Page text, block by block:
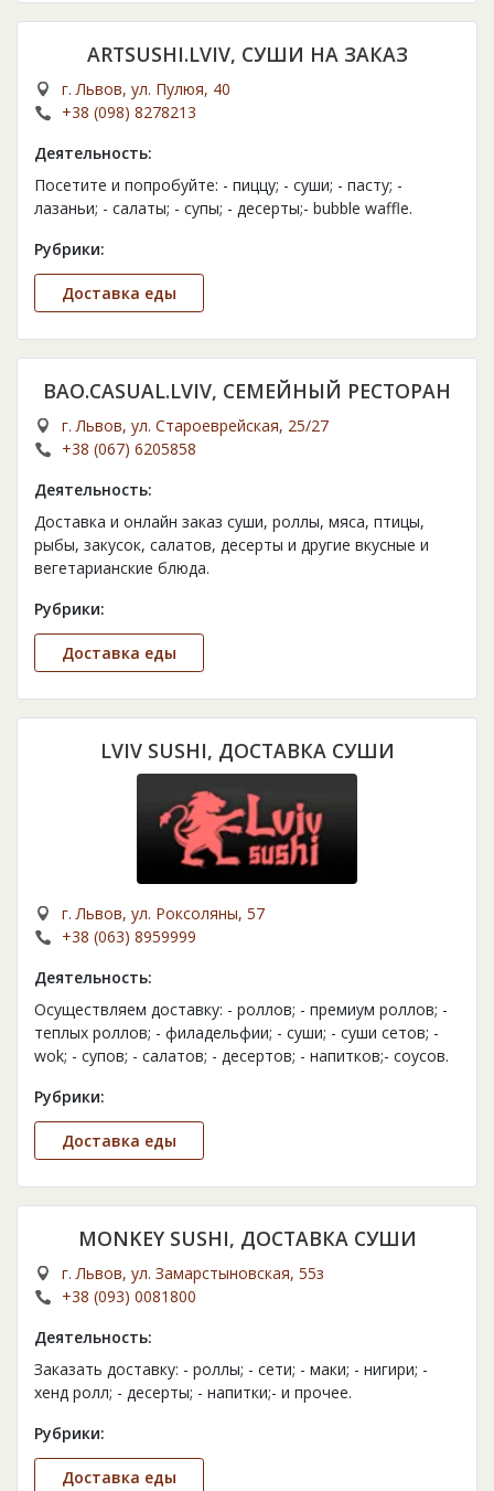
ARTSUSHI.LVIV, СУШИ НА ЗАКАЗ
г. Львов, ул. Пулюя, 40
+38 (098) 8278213
Деятельность:
Посетите и попробуйте: - пиццу; - суши; - пасту; -
лазаньи; - салаты; - супы; - десерты;- bubble waffle.
Рубрики:
Доставка еды
BAO.CASUAL.LVIV, СЕМЕЙНЫЙ РЕСТОРАН
г. Львов, ул. Староеврейская, 25/27
+38 (067) 6205858
Деятельность:
Доставка и онлайн заказ суши, роллы, мяса, птицы,
рыбы, закусок, салатов, десерты и другие вкусные и
вегетарианские блюда.
Рубрики:
Доставка еды
LVIV SUSHI, ДОСТАВКА СУШИ
г. Львов, ул. Роксоляны, 57
+38 (063) 8959999
Деятельность:
Осуществляем доставку: - роллов; - премиум роллов; -
теплых роллов; - филадельфии; - суши; - суши сетов; -
wok; - супов; - салатов; - десертов; - напитков;- соусов.
Рубрики:
Доставка еды
MONKEY SUSHI, ДОСТАВКА СУШИ
г. Львов, ул. Замарстыновская, 55з
+38 (093) 0081800
Деятельность:
Заказать доставку: - роллы; - сети; - маки; - нигири; -
хенд ролл; - десерты; - напитки;- и прочее.
Рубрики:
Доставка еды